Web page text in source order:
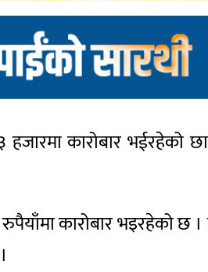
कारोबार भईरहेको
कारोबार भइरहेको छ